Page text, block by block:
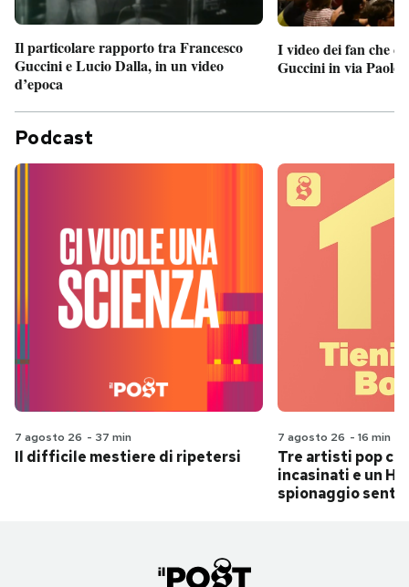
Il particolare rapporto tra Francesco
Guccini e Lucio Dalla, in un video
d’epoca
I video dei fan che
Guccini in via Paolo
Podcast
7 agosto 26 - 37 min
Il difficile mestiere di ripetersi
7 agosto 26 - 16 min
Tre artisti pop
incasinati e un
spionaggio